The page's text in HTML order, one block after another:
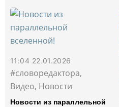
11:04 22.01.2026
#словоредактора,
Видео, Новости
Новости из параллельной